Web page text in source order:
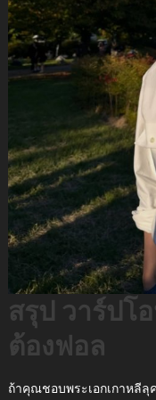
สรุป วาร์ปโ
ต้องฟอล
ถ้าคุณชอบพระเอกเกาหลี